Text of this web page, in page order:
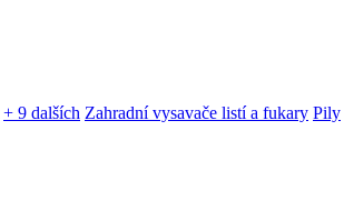
+ 9 dalších Zahradní vysavače listí a fukary Pily